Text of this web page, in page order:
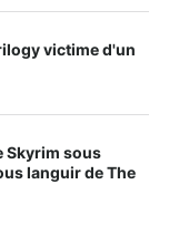
victime d'un
Skyrim sous
languir de The